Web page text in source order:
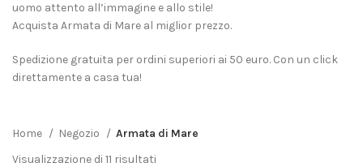
uomo attento all’immagine e allo stile!
Acquista Armata di Mare al miglior prezzo.
Spedizione gratuita per ordini superiori ai 50 euro. Con un click
direttamente a casa tua!
Home Negozio
Armata di Mare
Visualizzazione di 11 risultati